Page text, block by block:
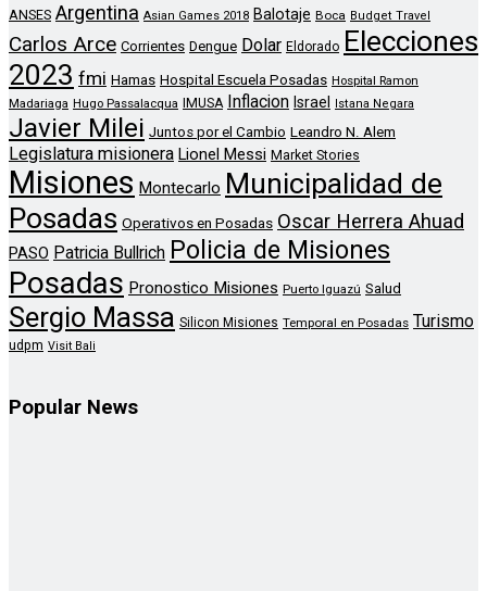
ANSES Argentina Asian Games 2018 Balotaje Boca Budget Travel
Carlos Arce Corrientes Dengue Dolar Eldorado Elecciones
2023 fmi Hamas Hospital Escuela Posadas Hospital Ramon
Madariaga Hugo Passalacqua IMUSA Inflacion Israel Istana Negara
Javier Milei Juntos por el Cambio Leandro N. Alem
Legislatura misionera Lionel Messi Market Stories
Misiones Montecarlo Municipalidad de
Posadas Operativos en Posadas Oscar Herrera Ahuad
PASO Patricia Bullrich Policia de Misiones
Posadas Pronostico Misiones Puerto Iguazú Salud
Sergio Massa Silicon Misiones Temporal en Posadas Turismo
udpm Visit Bali
Popular News